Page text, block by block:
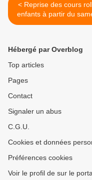
< Reprise des cours roller
enfants à partir du
28 novembre 2020
Hébergé par Overblog
Top articles
Pages
Contact
Signaler un abus
C.G.U.
Cookies et données
Préférences cookies
Voir le profil de sur le